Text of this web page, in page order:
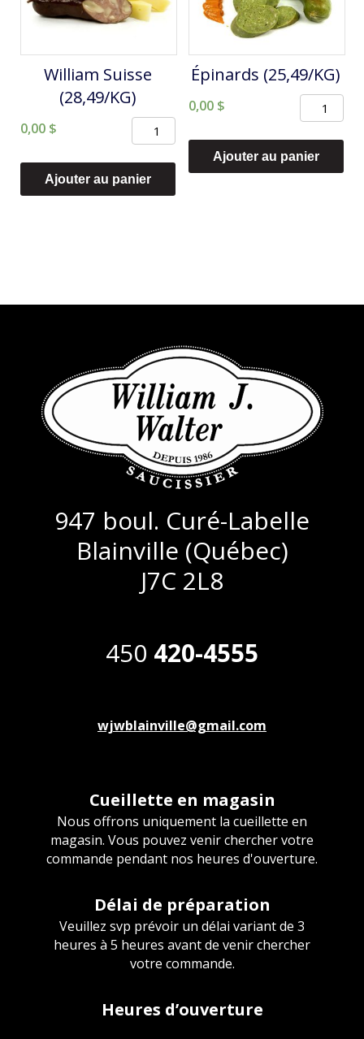
William Suisse
(28,49/KG)
0,00 $
quantité
William
Suisse
Ajouter au panier
Épinards (25,49/KG)
0,00 $
quantité
Épinards
(25,49/KG)
Ajouter au panier
947 boul. Curé-Labelle
Blainville (Québec)
J7C 2L8
450 420-4555
wjwblainville@gmail.com
Cueillette en magasin
Nous offrons uniquement la cueillette en
magasin. Vous pouvez venir chercher votre
commande pendant nos heures d'ouverture.
Délai de préparation
Veuillez svp prévoir un délai variant de 3
heures à 5 heures avant de venir chercher
votre commande.
Heures d’ouverture